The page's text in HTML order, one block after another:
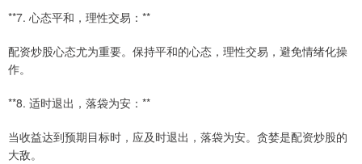
**7. 心态平和，理性交易：**
配资炒股心态尤为重要。保持平和的心态，理性交易，避免情绪化操
作。
**8. 适时退出，落袋为安：**
当收益达到预期目标时，应及时退出，落袋为安。贪婪是配资炒股的
大敌。